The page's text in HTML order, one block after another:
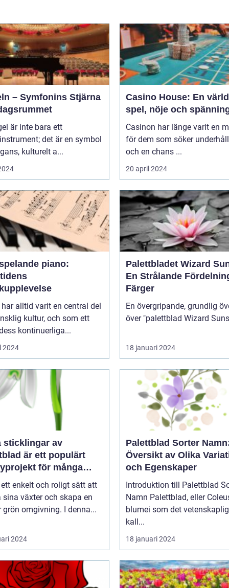
– Symfonins Stjärna
är inte bara ett
det är en symbol
kulturelt a...
Casino House: En
spel, nöje och
Casinon har länge varit en
för dem som söker
och en chans ...
20 april 2024
piano:
alltid varit en central del
kultur, och som ett
kontinuerliga...
2024
Palettbladet Wizard
En Strålande
Färger
En övergripande, grundlig
18 januari 2024
sticklingar av
är ett populärt
för många
enkelt och roligt sätt att
sina växter och skapa en
grön omgivning. I denna...
2024
Palettblad Sorter
Översikt av Olika
och Egenskaper
Introduktion till Palettblad
Namn Palettblad, eller Coleus
blumei som det
kall...
18 januari 2024